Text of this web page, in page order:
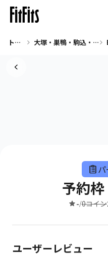
トップ 大塚・巣鴨・駒込・赤羽 パーソナル
予約枠
-/0コイン
ユーザーレビュー